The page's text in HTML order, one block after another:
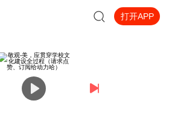
打开APP